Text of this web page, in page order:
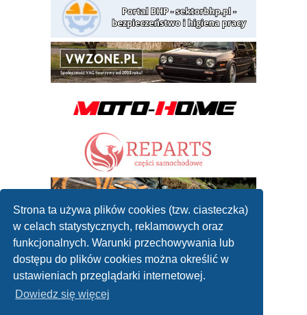
Strona ta używa plików cookies (tzw. ciasteczka)
w celach statystycznych, reklamowych oraz
funkcjonalnych. Warunki przechowywania lub
dostępu do plików cookies można określić w
ustawieniach przeglądarki internetowej.
Dowiedz się więcej